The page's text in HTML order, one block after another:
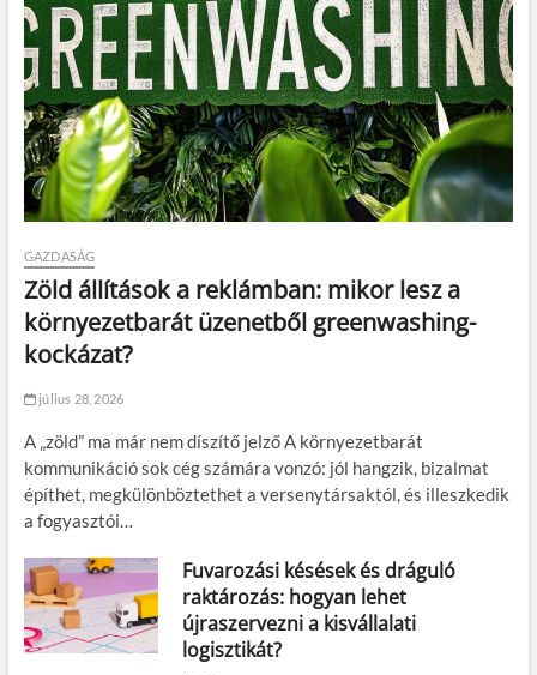
GAZDASÁG
Zöld állítások a reklámban: mikor lesz a
környezetbarát üzenetből greenwashing-
kockázat?
július 28, 2026
A „zöld” ma már nem díszítő jelző A környezetbarát
kommunikáció sok cég számára vonzó: jól hangzik, bizalmat
építhet, megkülönböztethet a versenytársaktól, és illeszkedik
a fogyasztói…
Fuvarozási késések és dráguló
raktározás: hogyan lehet
újraszervezni a kisvállalati
logisztikát?